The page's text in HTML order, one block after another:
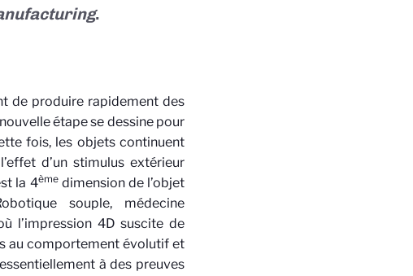
.
de produire rapidement des
étape se dessine pour
fois, les objets continuent
d’un stimulus extérieur
la 4èmedimension de l’objet
souple, médecine
l’impression 4D suscite de
au comportement évolutif et
à des preuves